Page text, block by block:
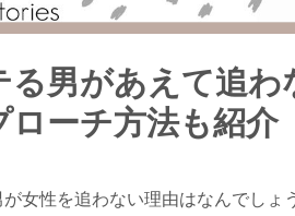
る男があえて追
ローチ方法も紹介
女性を追わない理由はなんでしょ